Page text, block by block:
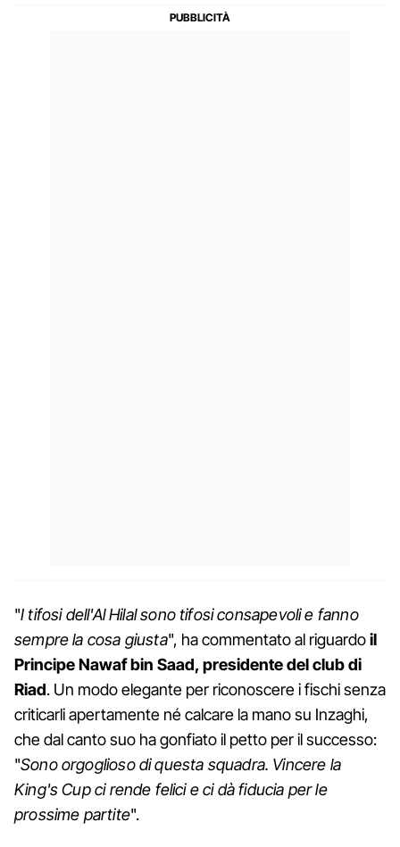
"I tifosi dell'Al Hilal sono tifosi consapevoli e fanno
sempre la cosa giusta", ha commentato al riguardoil
Principe Nawaf bin Saad, presidente del club di
Riad. Un modo elegante per riconoscere i fischi senza
criticarli apertamente né calcare la mano su Inzaghi,
che dal canto suo ha gonfiato il petto per il successo:
"Sono orgoglioso di questa squadra. Vincere la
King's Cup ci rende felici e ci dà fiducia per le
prossime partite".